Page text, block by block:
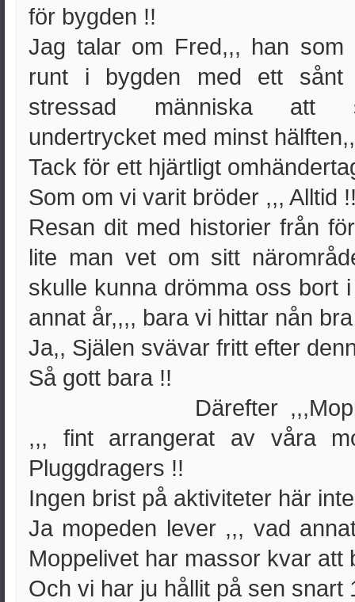
för bygden !!
Jag talar om Fred,,, han som
runt i bygden med ett
stressad människa att
undertrycket med minst hälften,,
Tack för ett hjärtligt
Som om vi varit bröder ,,, Alltid
Resan dit med historier från
lite man vet om sitt
skulle kunna drömma oss bort
annat år,,,, bara vi hittar nån
Ja,, Själen svävar fritt efter
Så gott bara !!
Därefter
,,, fint arrangerat av våra
Pluggdragers !!
Ingen brist på aktiviteter här
Ja mopeden lever ,,, vad
Moppelivet har massor kvar att
Och vi har ju hållit på sen snart